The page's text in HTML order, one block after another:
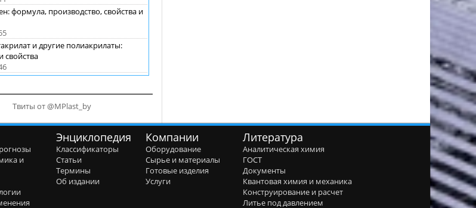
формула, производство, свойства и
и другие полиакрилаты:
свойства
Твиты от @MPlast_by
и
Энциклопедия
Классификаторы
Статьи
Термины
Об издании
Компании
Оборудование
Сырье и материалы
Готовые изделия
Услуги
Литература
Аналитическая химия
ГОСТ
Документы
Квантовая химия и механика
Конструирование и расчет
Литье под давлением